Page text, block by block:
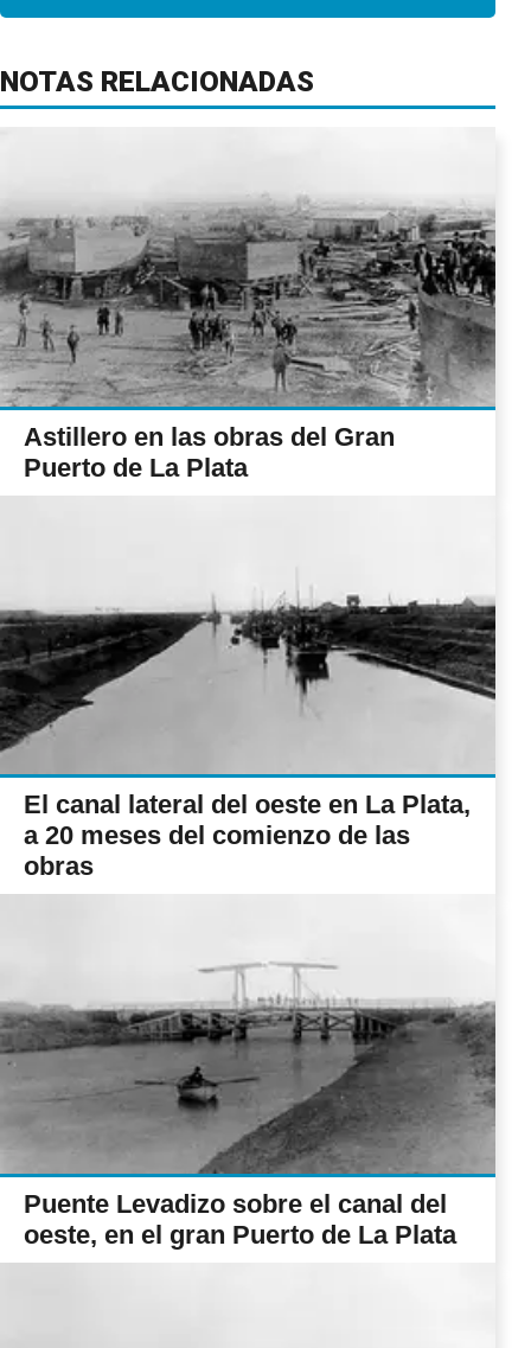
NOTAS RELACIONADAS
Astillero en las obras del Gran
Puerto de La Plata
El canal lateral del oeste en La Plata,
a 20 meses del comienzo de las
obras
Puente Levadizo sobre el canal del
oeste, en el gran Puerto de La Plata